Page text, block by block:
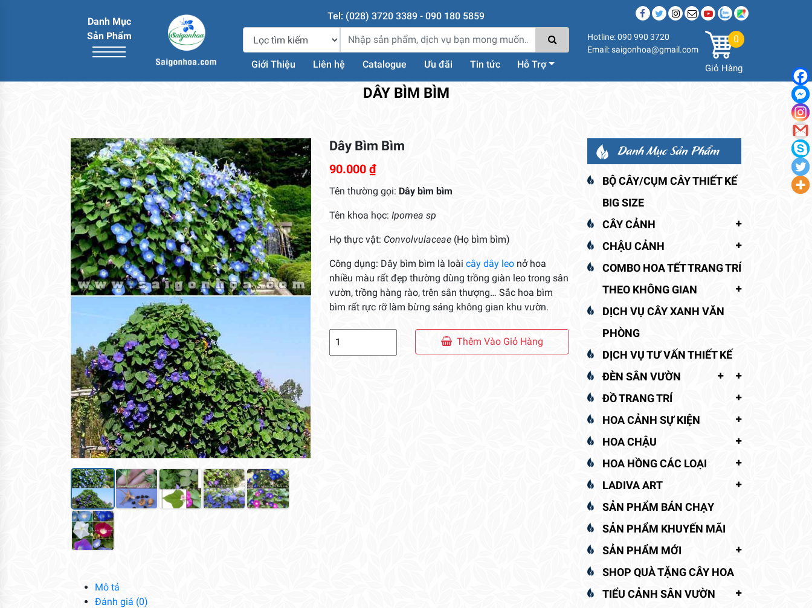
Danh Mục
Sản Phẩm
Tel: (028) 3720 3389 - 090 180 5859
Giới Thiệu Liên hệ Catalogue Ưu đãi Tin tức Hỗ Trợ
Hotline: 090 990 3720
Email: saigonhoa@gmail.com
0
Giỏ Hàng
DÂY BÌM BÌM
Dây Bìm Bìm
90.000 ₫
Tên thường gọi: Dây bìm bìm
Tên khoa học: Ipomea sp
Họ thực vật: Convolvulaceae (Họ bìm bìm)
Công dụng: Dây bìm bìm là loài cây dây leonở hoa
nhiều màu rất đẹp thường dùng trồng giàn leo trong sân
vườn, trồng hàng rào, trên sân thượng… Sắc hoa bìm
bìm rất rực rỡ làm bừng sáng không gian khu vườn.
Thêm Vào Giỏ Hàng
Mô tả
Đánh giá (0)
Danh Mục Sản Phẩm
BỘ CÂY/CỤM CÂY THIẾT KẾ
BIG SIZE
CÂY CẢNH
CHẬU CẢNH
COMBO HOA TẾT TRANG TRÍ
THEO KHÔNG GIAN
DỊCH VỤ CÂY XANH VĂN
PHÒNG
DỊCH VỤ TƯ VẤN THIẾT KẾ
ĐÈN SÂN VƯỜN
ĐỒ TRANG TRÍ
HOA CẢNH SỰ KIỆN
HOA CHẬU
HOA HỒNG CÁC LOẠI
LADIVA ART
SẢN PHẨM BÁN CHẠY
SẢN PHẨM KHUYẾN MÃI
SẢN PHẨM MỚI
SHOP QUÀ TẶNG CÂY HOA
TIỂU CẢNH SÂN VƯỜN